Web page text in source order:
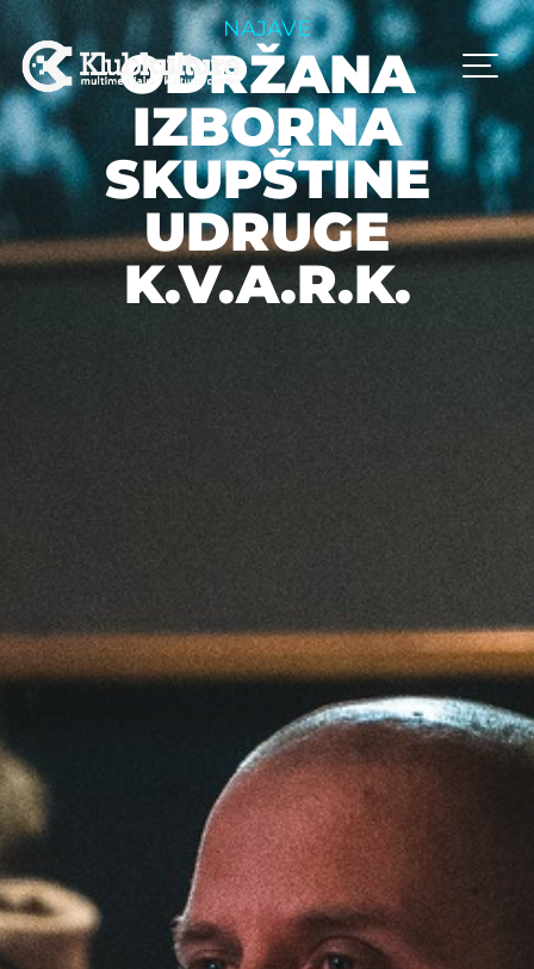
NAJAVE
ODRŽANA
IZBORNA
SKUPŠTINE
UDRUGE
K.V.A.R.K.